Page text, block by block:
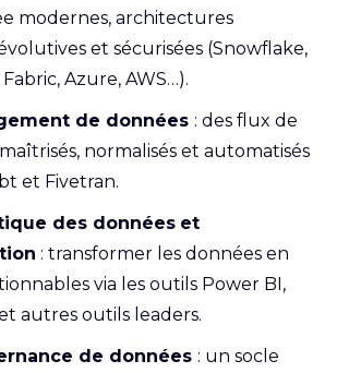
modernes, architectures
et sécurisées (Snowflake,
Azure, AWS…).
de données : des flux de
normalisés et automatisés
et Fivetran.
des données et
: transformer les données en
via les outils Power BI,
autres outils leaders.
de données : un socle